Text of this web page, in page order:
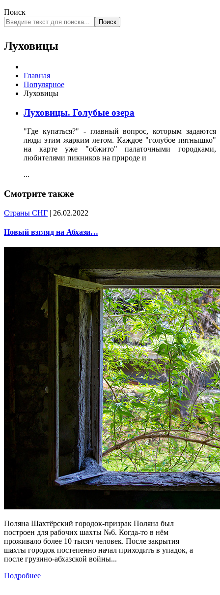
Поиск
Поиск
Луховицы
Главная
Популярное
Луховицы
Луховицы. Голубые озера
"Где купаться?" - главный вопрос, которым задаются
люди этим жарким летом. Каждое "голубое пятнышко"
на карте уже "обжито" палаточными городками,
любителями пикников на природе и
...
Смотрите также
Страны СНГ | 26.02.2022
Новый взгляд на Абхази…
Поляна Шахтёрский городок-призрак Поляна был
построен для рабочих шахты №6. Когда-то в нём
проживало более 10 тысяч человек. После закрытия
шахты городок постепенно начал приходить в упадок, а
после грузино-абхазской войны...
Подробнее